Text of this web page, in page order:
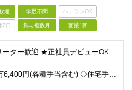
迎 学歴不問 ベテランOK
2日 賞与複数月 面接1回
★未経験・フリーター歓迎 ★正社員デビューOK ★学歴不問 ＼人柄採用を実施中です！／ しっかりと研修できる体制が整っているので、 スキルや経歴は重視していません。 あなたのお人柄や熱意で、選考を行
◇平均月収29万6,400円(各種手当含む) ◇住宅手当⇒最大家賃の半額支給 ◇賞与年2回支給 ■月給22万5,000円以上＋地域手当＋時間外手当＋住宅手当＋家族手当 ※経験やスキルに応じて給与を